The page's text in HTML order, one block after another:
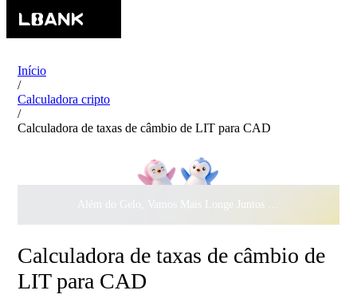
Início
/
Calculadora cripto
/
Calculadora de taxas de câmbio de LIT para CAD
Além do Gelo, Vamos Mais Longe Juntos ·$500.000
Calculadora de taxas de câmbio de
LIT para CAD